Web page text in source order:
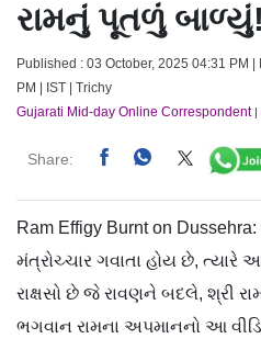
રામનું પૂતળું બાળ્યું!
Published : 03 October, 2025 04:31 PM
PM | IST | Trichy
Gujarati Mid-day Online Correspondent|
Share:
Ram Effigy Burnt on
મંત્રોચ્ચાર ગવાતા હોય છે, ત્યારે
રાક્ષસો છે જે રાવણને બદલે, શ્રી
ભગવાન રામના અપમાનનો આ